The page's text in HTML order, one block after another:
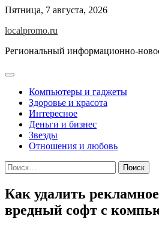
Перейти
содержимому
Пятница, 7 августа, 2026
localpromo.ru
Региональный информационно-
Компьютеры и гаджеты
Здоровье и красота
Интересное
Деньги и бизнес
Звезды
Отношения и любовь
Найти:
Как удалить
вредный софт с